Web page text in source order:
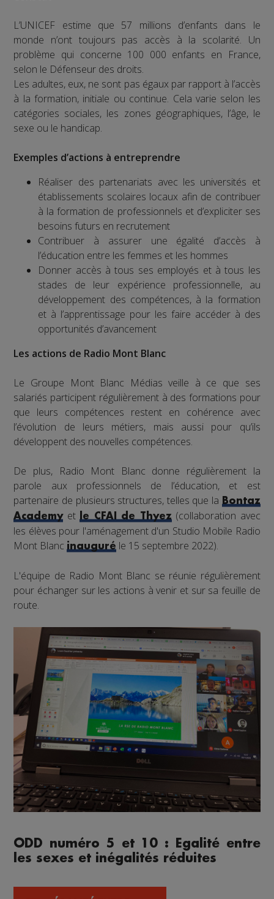
L’UNICEF estime que 57 millions d’enfants dans le
monde n’ont toujours pas accès à la scolarité. Un
problème qui concerne 100 000 enfants en France,
selon le Défenseur des droits.
Les adultes, eux, ne sont pas égaux par rapport à l’accès
à la formation, initiale ou continue. Cela varie selon les
catégories sociales, les zones géographiques, l’âge, le
sexe ou le handicap.
Exemples d’actions à entreprendre
Réaliser des partenariats avec les universités et
établissements scolaires locaux afin de contribuer
à la formation de professionnels et d’expliciter ses
besoins futurs en recrutement
Contribuer à assurer une égalité d’accès à
l’éducation entre les femmes et les hommes
Donner accès à tous ses employés et à tous les
stades de leur expérience professionnelle, au
développement des compétences, à la formation
et à l’apprentissage pour les faire accéder à des
opportunités d’avancement
Les actions de Radio Mont Blanc
Le Groupe Mont Blanc Médias veille à ce que ses
salariés participent régulièrement à des formations pour
que leurs compétences restent en cohérence avec
l’évolution de leurs métiers, mais aussi pour qu’ils
développent des nouvelles compétences.
De plus, Radio Mont Blanc donne régulièrement la
parole aux professionnels de l’éducation, et est
partenaire de plusieurs structures, telles que la
Bontaz
Academyet le CFAI de Thyez(collaboration avec
les élèves pour l'aménagement d'un Studio Mobile Radio
Mont Blancinauguré le 15 septembre 2022).
L'équipe de Radio Mont Blanc se réunie régulièrement
pour échanger sur les actions à venir et sur sa feuille de
route.
ODD numéro 5 et 10 : Egalité entre
les sexes et inégalités réduites